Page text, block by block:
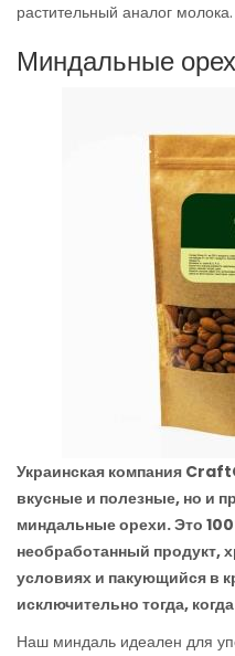
растительный аналог молока.
Миндальные
Украинская компания
вкусные и полезные, но и
миндальные орехи. Это
необработанный продукт,
условиях и пакующийся в
исключительно тогда,
Наш миндаль идеален для